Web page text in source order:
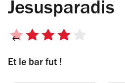
Jesusparadis
4
5
Et le bar fut !